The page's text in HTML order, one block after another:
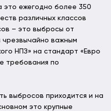
это ежегодно более 350
различных классов
– это выбросы от
чрезвычайно важным
НПЗ» на стандарт «Евро
требования по
выбросов приходится и на
это крупные